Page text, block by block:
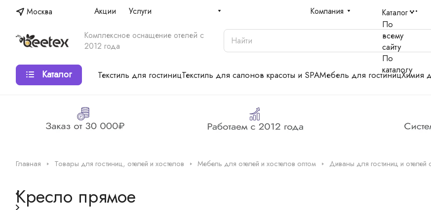
Москва Акции Услуги Компания
Комплексное оснащение отелей с
2012 года
Каталог
По
всему
сайту
По
каталогу
Каталог Текстиль для гостиницТекстиль для салонов красоты и SPAМебель для гостиницХимия
Главная Товары для гостиниц, отелей и хостелов Мебель для отелей и хостелов оптом Диваны для гостиниц и отелей
Кресло прямое